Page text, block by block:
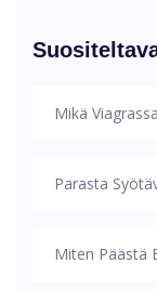
Mikä
Parasta
Miten Päästä